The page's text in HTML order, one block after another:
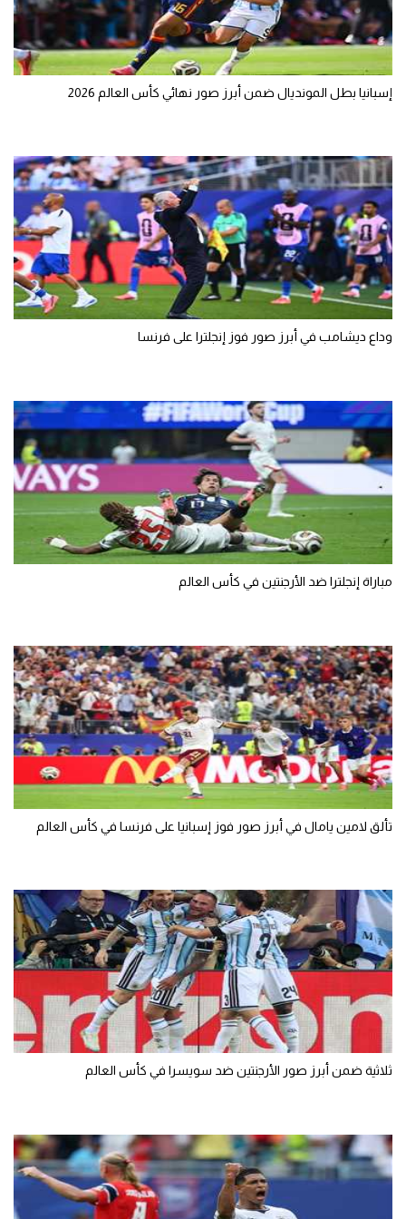
تحليل في الجول
حكايات في الجول
كويز في الجول
إسبانيا بطل المونديال ضمن أبرز صور نهائي كأس العالم 2026
وداع ديشامب في أبرز صور فوز إنجلترا على فرنسا
مباراة إنجلترا ضد الأرجنتين في كأس العالم
تألق لامين يامال في أبرز صور فوز إسبانيا على فرنسا في كأس العالم
ثلاثية ضمن أبرز صور الأرجنتين ضد سويسرا في كأس العالم